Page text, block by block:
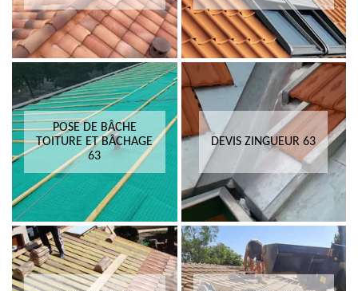
POSE DE BÂCHE
TOITURE ET BÂCHAGE
63
DEVIS ZINGUEUR 63